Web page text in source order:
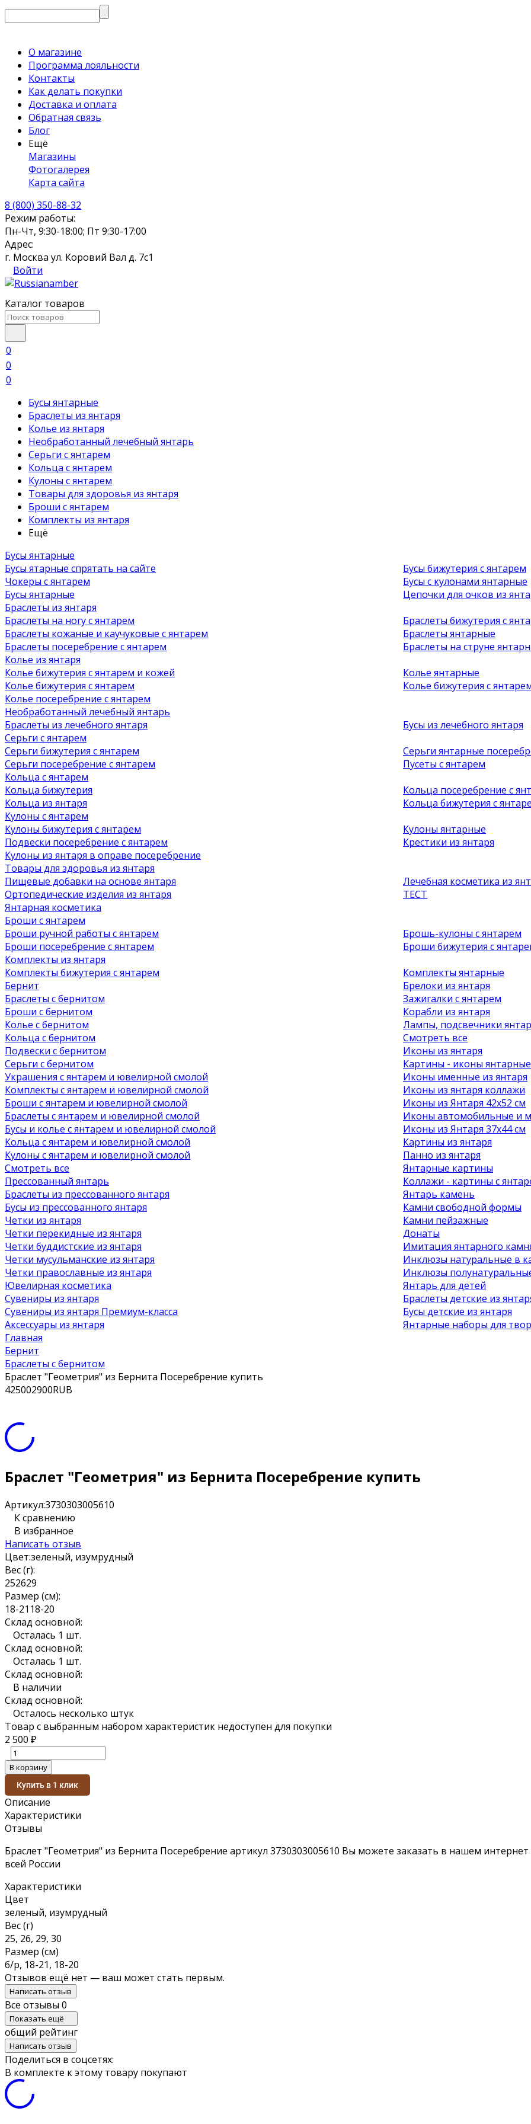
О магазине
Программа лояльности
Контакты
Как делать покупки
Доставка и оплата
Обратная связь
Блог
Ещё
Магазины
Фотогалерея
Карта сайта
8 (800) 350-88-32
Режим работы:
Пн-Чт, 9:30-18:00; Пт 9:30-17:00
Адрес:
г. Москва ул. Коровий Вал д. 7с1
Войти
Каталог товаров
0
0
0
Бусы янтарные
Браслеты из янтаря
Колье из янтаря
Необработанный лечебный янтарь
Серьги с янтарем
Кольца с янтарем
Кулоны с янтарем
Товары для здоровья из янтаря
Броши с янтарем
Комплекты из янтаря
Ещё
Бусы янтарные
Бусы ятарные спрятать на сайте
Чокеры с янтарем
Бусы янтарные
Бусы бижутерия с янтарем
Бусы с кулонами янтарные
Цепочки для очков из
Браслеты из янтаря
Браслеты на ногу с янтарем
Браслеты кожаные и каучуковые с янтарем
Браслеты посеребрение с янтарем
Браслеты бижутерия с
Браслеты янтарные
Браслеты на струне
Колье из янтаря
Колье бижутерия с янтарем и кожей
Колье бижутерия с янтарем
Колье посеребрение с янтарем
Колье янтарные
Колье бижутерия с
Необработанный лечебный янтарь
Браслеты из лечебного янтаря
Бусы из лечебного янтаря
Серьги с янтарем
Серьги бижутерия с янтарем
Серьги посеребрение с янтарем
Серьги янтарные
Пусеты с янтарем
Кольца с янтарем
Кольца бижутерия
Кольца из янтаря
Кольца посеребрение с
Кольца бижутерия с
Кулоны с янтарем
Кулоны бижутерия с янтарем
Подвески посеребрение с янтарем
Кулоны из янтаря в оправе посеребрение
Кулоны янтарные
Крестики из янтаря
Товары для здоровья из янтаря
Пищевые добавки на основе янтаря
Ортопедические изделия из янтаря
Янтарная косметика
Лечебная косметика из
ТЕСТ
Броши с янтарем
Броши ручной работы с янтарем
Броши посеребрение с янтарем
Брошь-кулоны с янтарем
Броши бижутерия с
Комплекты из янтаря
Комплекты бижутерия с янтарем
Комплекты янтарные
Бернит
Браслеты с бернитом
Броши с бернитом
Колье с бернитом
Кольца с бернитом
Подвески с бернитом
Серьги с бернитом
Украшения с янтарем и ювелирной смолой
Комплекты с янтарем и ювелирной смолой
Броши с янтарем и ювелирной смолой
Браслеты с янтарем и ювелирной смолой
Бусы и колье с янтарем и ювелирной смолой
Кольца с янтарем и ювелирной смолой
Кулоны с янтарем и ювелирной смолой
Смотреть все
Прессованный янтарь
Браслеты из прессованного янтаря
Бусы из прессованного янтаря
Четки из янтаря
Четки перекидные из янтаря
Четки буддистские из янтаря
Четки мусульманские из янтаря
Четки православные из янтаря
Ювелирная косметика
Сувениры из янтаря
Сувениры из янтаря Премиум-класса
Аксессуары из янтаря
Брелоки из янтаря
Зажигалки с янтарем
Корабли из янтаря
Лампы, подсвечники
Смотреть все
Иконы из янтаря
Картины - иконы янтарные
Иконы именные из янтаря
Иконы из янтаря коллажи
Иконы из Янтаря 42х52 см
Иконы автомобильные и
Иконы из Янтаря 37х44 см
Картины из янтаря
Панно из янтаря
Янтарные картины
Коллажи - картины с
Янтарь камень
Камни свободной формы
Камни пейзажные
Донаты
Имитация янтарного
Инклюзы натуральные в
Инклюзы
Янтарь для детей
Браслеты детские из
Бусы детские из янтаря
Янтарные наборы для
Главная
Бернит
Браслеты с бернитом
Браслет "Геометрия" из Бернита Посеребрение купить
425002900RUB
Браслет "Геометрия" из Бернита Посеребрение купить
Артикул:3730303005610
К сравнению
В избранное
Написать отзыв
Цвет:зеленый, изумрудный
Вес (г):
252629
Размер (см):
18-21 18-20
Склад основной:
Осталась 1 шт.
Склад основной:
Осталась 1 шт.
Склад основной:
В наличии
Склад основной:
Осталось несколько штук
Товар с выбранным набором характеристик недоступен для покупки
2 500 ₽
В корзину
Купить в 1 клик
Описание
Характеристики
Отзывы
Браслет "Геометрия" из Бернита Посеребрение артикул 3730303005610 Вы можете заказать в нашем
всей России
Характеристики
Цвет
зеленый, изумрудный
Вес (г)
25, 26, 29, 30
Размер (см)
б/р, 18-21, 18-20
Отзывов ещё нет — ваш может стать первым.
Написать отзыв
Все отзывы 0
Показать ещё
общий рейтинг
Написать отзыв
Поделиться в соцсетях:
В комплекте к этому товару покупают